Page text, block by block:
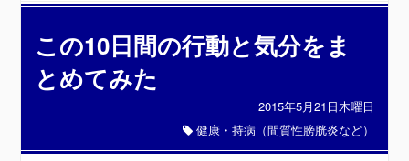
この10日間の行動と気分をま
とめてみた
2015年5月21日木曜日
健康・持病（間質性膀胱炎など）